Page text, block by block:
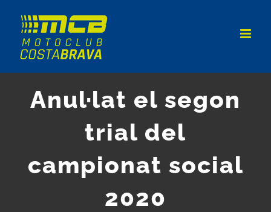
content
Anul·lat el segon
trial del
campionat social
2020